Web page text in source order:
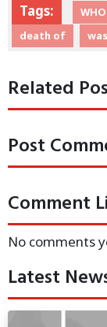
Tags: WHO
death of
was
Related
Post
Comment
No comments
Latest